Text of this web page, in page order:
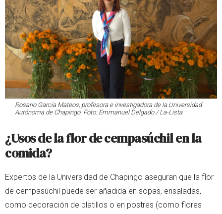
Rosario García Mateos, profesora e investigadora de la Universidad
Autónoma de Chapingo. Foto: Emmanuel Delgado / La-Lista
¿Usos de la flor de cempasúchil en la
comida?
Expertos de la Universidad de Chapingo aseguran que la flor
de cempasúchil puede ser añadida en sopas, ensaladas,
como decoración de platillos o en postres (como flores